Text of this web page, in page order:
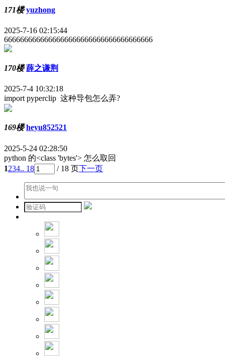
171楼 yuzhong
2025-7-16 02:15:44
6666666666666666666666666666666666666
170楼 薛之谦荆
2025-7-4 10:32:18
import pyperclip 这种导包怎么弄?
169楼 heyu852521
2025-5-24 02:28:50
python 的<class 'bytes'> 怎么取回
1234.. 18 / 18 页下一页